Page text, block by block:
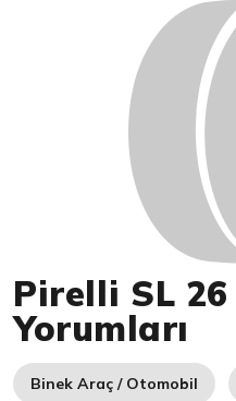
Pirelli SL
Yorumları
Binek Araç / Otomobil